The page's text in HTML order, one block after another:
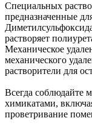
Специальных
предназначенные
растворяет
Механическое
механического
растворители для
Всегда соблюдайте
химикатами,
проветривание